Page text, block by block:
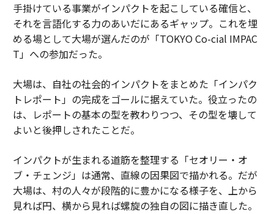
手掛けている事業がインパクトを起こしている確信と、
それを言語化する力のあいだにあるギャップ。これを埋
める場として大場が選んだのが「TOKYO Co-cial IMPAC
T」への参加だった。
大場は、自社の社会的インパクトをまとめた「インパク
トレポート」の完成をゴールに据えていた。役立ったの
は、レポートの基本の型を教わりつつ、その型を壊して
よいと後押しされたことだ。
インパクトが生まれる道筋を整理する「セオリー・オ
ブ・チェンジ」は通常、直線の因果図で描かれる。だが
大場は、村の人々が段階的に豊かになる様子を、上から
見れば円、横から見れば螺旋の独自の図に描き直した。